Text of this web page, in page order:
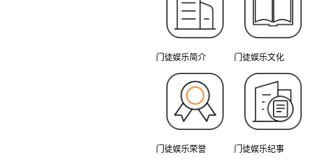
门徒娱乐简介 门徒娱乐文化
门徒娱乐荣誉 门徒娱乐纪事